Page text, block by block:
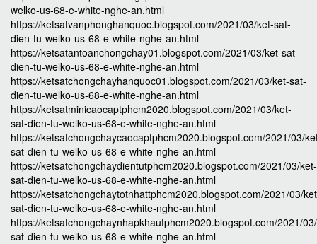
welko-us-68-e-white-nghe-an.html
https://ketsatvanphonghanquoc.blogspot.com/2021/03/ket-sat-
dien-tu-welko-us-68-e-white-nghe-an.html
https://ketsatantoanchongchay01.blogspot.com/2021/03/ket-sat-
dien-tu-welko-us-68-e-white-nghe-an.html
https://ketsatchongchayhanquoc01.blogspot.com/2021/03/ket-sat-
dien-tu-welko-us-68-e-white-nghe-an.html
https://ketsatminicaocaptphcm2020.blogspot.com/2021/03/ket-
sat-dien-tu-welko-us-68-e-white-nghe-an.html
https://ketsatchongchaycaocaptphcm2020.blogspot.com/2021/03/
sat-dien-tu-welko-us-68-e-white-nghe-an.html
https://ketsatchongchaydientutphcm2020.blogspot.com/2021/03/ket-
sat-dien-tu-welko-us-68-e-white-nghe-an.html
https://ketsatchongchaytotnhattphcm2020.blogspot.com/2021/03/
sat-dien-tu-welko-us-68-e-white-nghe-an.html
https://ketsatchongchaynhapkhautphcm2020.blogspot.com/2021/
sat-dien-tu-welko-us-68-e-white-nghe-an.html